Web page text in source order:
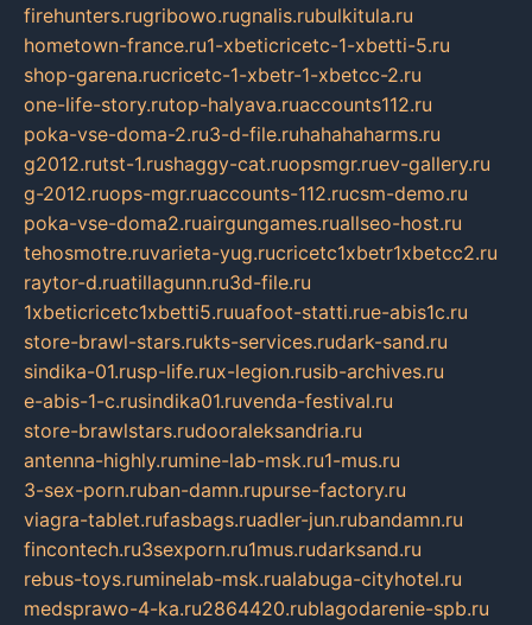
firehunters.rugribowo.rugnalis.rubulkitula.ru
hometown-france.ru1-xbeticricetc-1-xbetti-5.ru
shop-garena.rucricetc-1-xbetr-1-xbetcc-2.ru
one-life-story.rutop-halyava.ruaccounts112.ru
poka-vse-doma-2.ru3-d-file.ruhahahaharms.ru
g2012.rutst-1.rushaggy-cat.ruopsmgr.ruev-gallery.ru
g-2012.ruops-mgr.ruaccounts-112.rucsm-demo.ru
poka-vse-doma2.ruairgungames.ruallseo-host.ru
tehosmotre.ruvarieta-yug.rucricetc1xbetr1xbetcc2.ru
raytor-d.ruatillagunn.ru3d-file.ru
1xbeticricetc1xbetti5.ruuafoot-statti.rue-abis1c.ru
store-brawl-stars.rukts-services.rudark-sand.ru
sindika-01.rusp-life.rux-legion.rusib-archives.ru
e-abis-1-c.rusindika01.ruvenda-festival.ru
store-brawlstars.rudooraleksandria.ru
antenna-highly.rumine-lab-msk.ru1-mus.ru
3-sex-porn.ruban-damn.rupurse-factory.ru
viagra-tablet.rufasbags.ruadler-jun.rubandamn.ru
fincontech.ru3sexporn.ru1mus.rudarksand.ru
rebus-toys.ruminelab-msk.rualabuga-cityhotel.ru
medsprawo-4-ka.ru2864420.rublagodarenie-spb.ru